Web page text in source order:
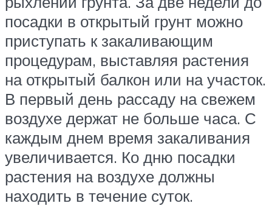
посадки в открытый грунт можно
приступать к закаливающим
процедурам, выставляя растения
на открытый балкон или на участок.
В первый день рассаду на свежем
воздухе держат не больше часа. С
каждым днем время закаливания
увеличивается. Ко дню посадки
растения на воздухе должны
находить в течение суток.